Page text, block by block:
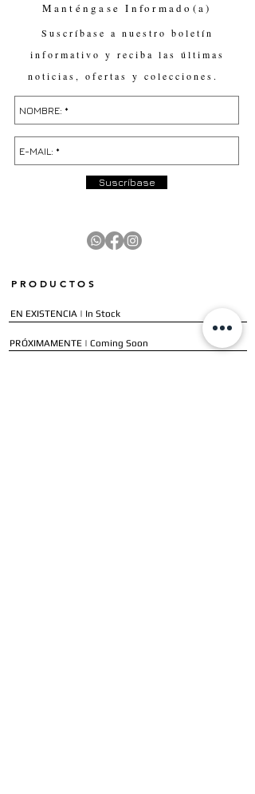
Manténgase Informado(a)
Suscríbase a nuestro boletín
informativo y reciba las últimas
noticias, ofertas y colecciones.
Suscríbase
PRODUCTOS
EN EXISTENCIA | In Stock
PRÓXIMAMENTE | Coming Soon